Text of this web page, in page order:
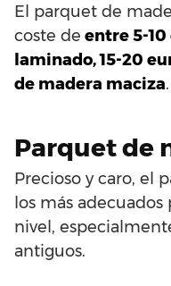
El parquet de
coste de entre 5-
laminado, 15-20
de madera maciza.
Parquet de
Precioso y caro, el
los más
nivel,
antiguos.